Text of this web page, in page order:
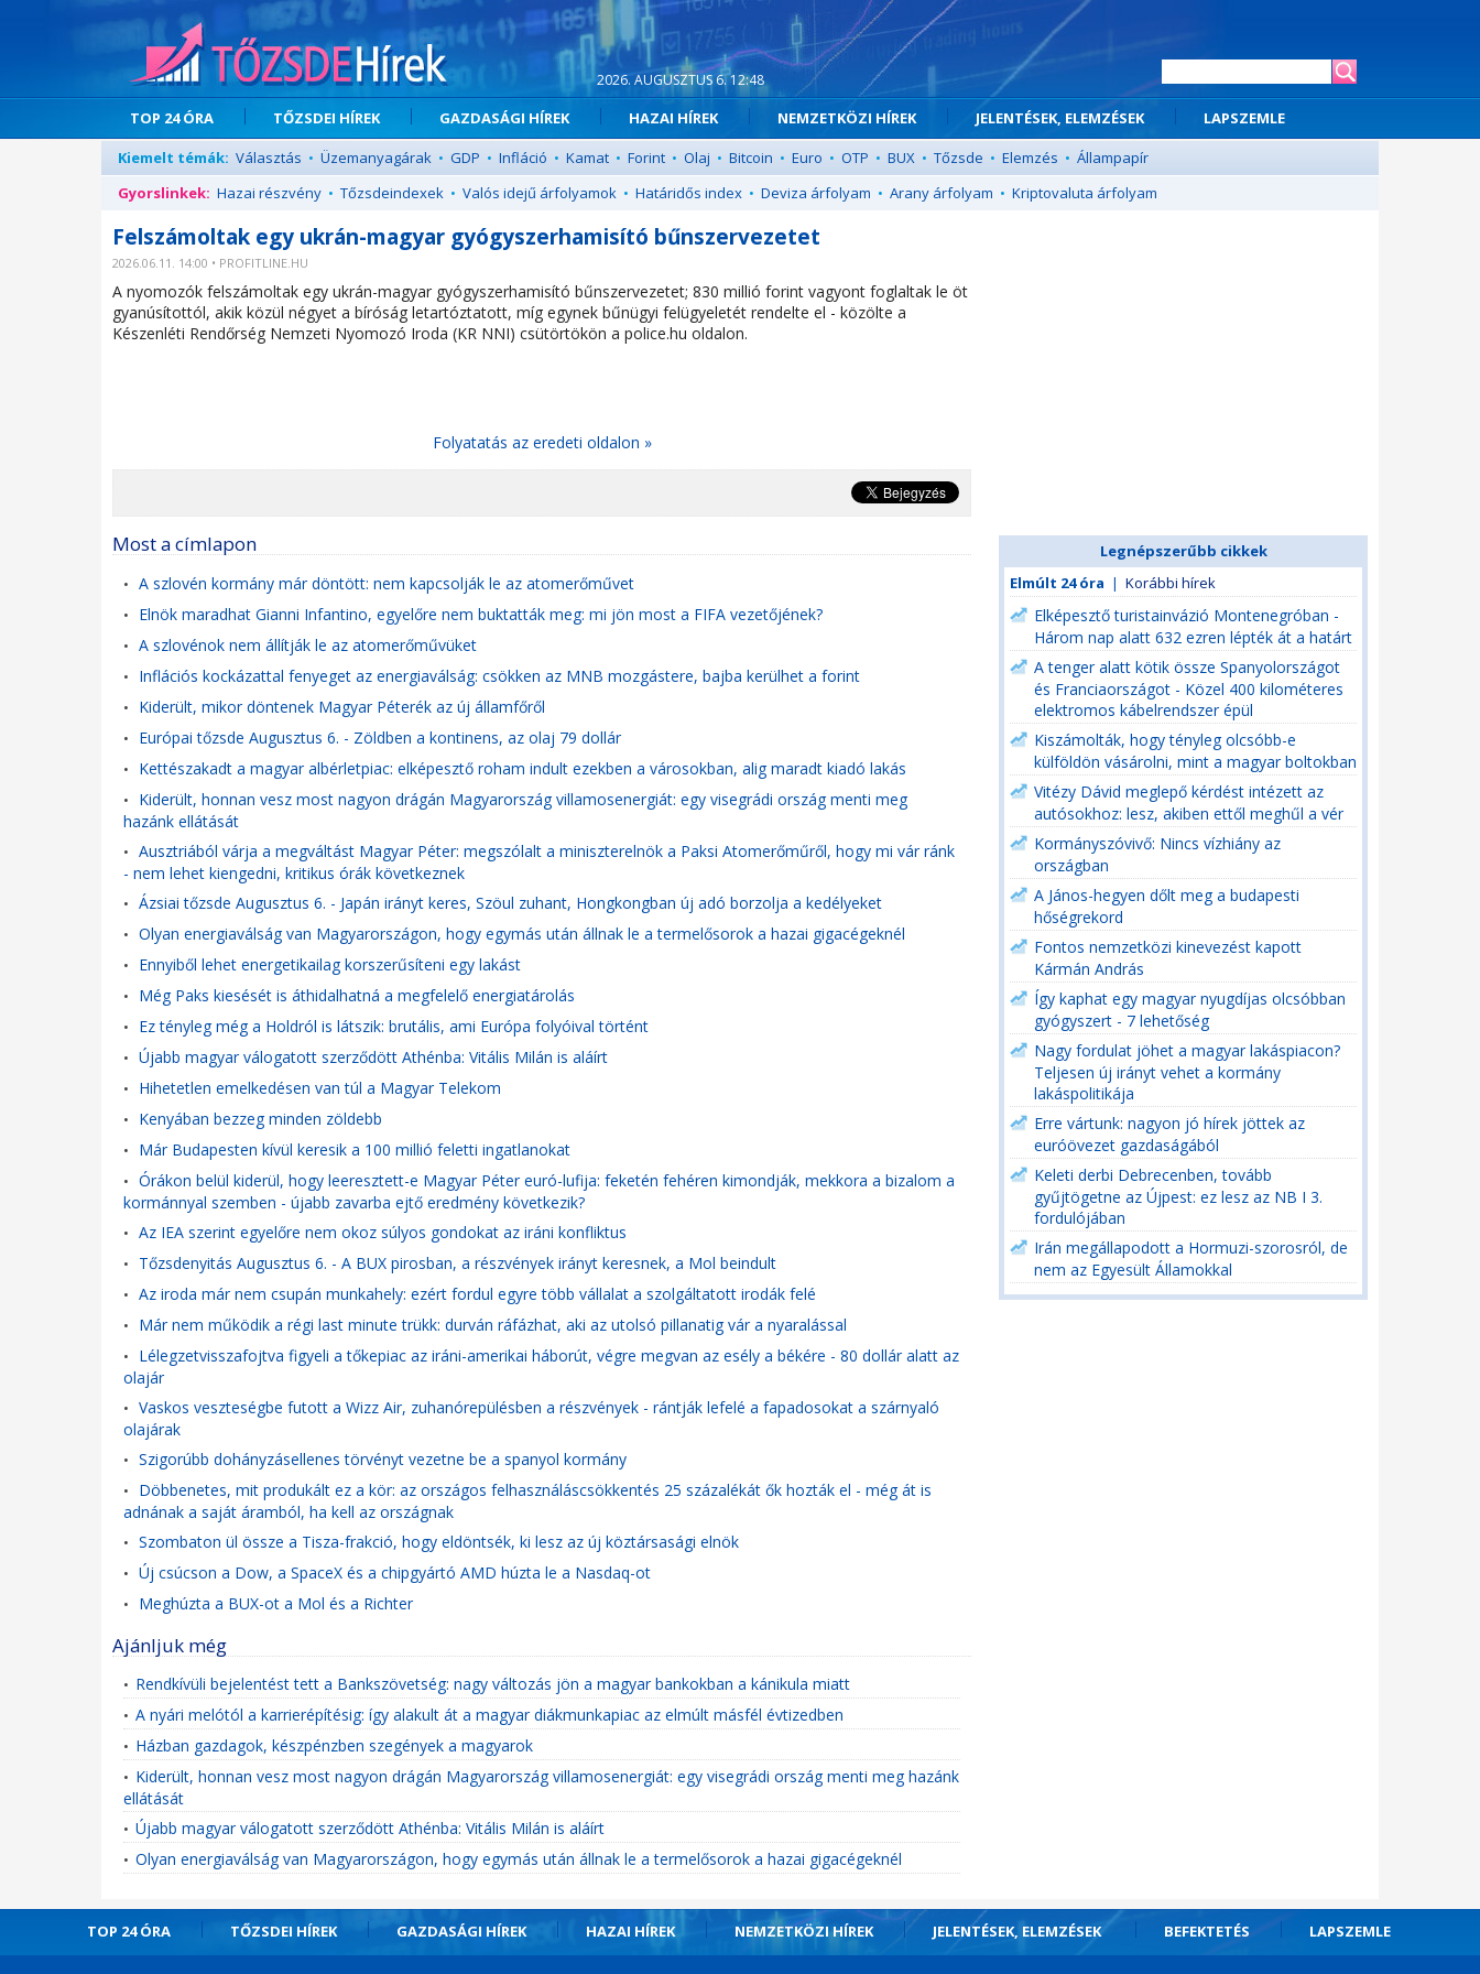
2026. AUGUSZTUS 6. 12:48
TOP 24 ÓRA TŐZSDEI HÍREK GAZDASÁGI HÍREK HAZAI HÍREK NEMZETKÖZI HÍREK JELENTÉSEK, ELEMZÉSEK
LAPSZEMLE
Kiemelt témák: Választás • Üzemanyagárak • GDP • Infláció • Kamat • Forint • Olaj • Bitcoin • Euro • OTP • BUX • Tőzsde • Elemzés • Állampapír
Gyorslinkek: Hazai részvény • Tőzsdeindexek • Valós idejű árfolyamok • Határidős index • Deviza árfolyam • Arany árfolyam • Kriptovaluta árfolyam
Felszámoltak egy ukrán-magyar gyógyszerhamisító bűnszervezetet
2026.06.11. 14:00 • PROFITLINE.HU
A nyomozók felszámoltak egy ukrán-magyar gyógyszerhamisító bűnszervezetet; 830 millió forint vagyont foglaltak le öt
gyanúsítottól, akik közül négyet a bíróság letartóztatott, míg egynek bűnügyi felügyeletét rendelte el - közölte a
Készenléti Rendőrség Nemzeti Nyomozó Iroda (KR NNI) csütörtökön a police.hu oldalon.
Folyatatás az eredeti oldalon »
Most a címlapon
• A szlovén kormány már döntött: nem kapcsolják le az atomerőművet
• Elnök maradhat Gianni Infantino, egyelőre nem buktatták meg: mi jön most a FIFA vezetőjének?
• A szlovénok nem állítják le az atomerőművüket
• Inflációs kockázattal fenyeget az energiaválság: csökken az MNB mozgástere, bajba kerülhet a forint
• Kiderült, mikor döntenek Magyar Péterék az új államfőről
• Európai tőzsde Augusztus 6. - Zöldben a kontinens, az olaj 79 dollár
• Kettészakadt a magyar albérletpiac: elképesztő roham indult ezekben a városokban, alig maradt kiadó lakás
• Kiderült, honnan vesz most nagyon drágán Magyarország villamosenergiát: egy visegrádi ország menti meg
hazánk ellátását
• Ausztriából várja a megváltást Magyar Péter: megszólalt a miniszterelnök a Paksi Atomerőműről, hogy mi vár ránk
- nem lehet kiengedni, kritikus órák következnek
• Ázsiai tőzsde Augusztus 6. - Japán irányt keres, Szöul zuhant, Hongkongban új adó borzolja a kedélyeket
• Olyan energiaválság van Magyarországon, hogy egymás után állnak le a termelősorok a hazai gigacégeknél
• Ennyiből lehet energetikailag korszerűsíteni egy lakást
• Még Paks kiesését is áthidalhatná a megfelelő energiatárolás
• Ez tényleg még a Holdról is látszik: brutális, ami Európa folyóival történt
• Újabb magyar válogatott szerződött Athénba: Vitális Milán is aláírt
• Hihetetlen emelkedésen van túl a Magyar Telekom
• Kenyában bezzeg minden zöldebb
• Már Budapesten kívül keresik a 100 millió feletti ingatlanokat
• Órákon belül kiderül, hogy leeresztett-e Magyar Péter euró-lufija: feketén fehéren kimondják, mekkora a bizalom a
kormánnyal szemben - újabb zavarba ejtő eredmény következik?
• Az IEA szerint egyelőre nem okoz súlyos gondokat az iráni konfliktus
• Tőzsdenyitás Augusztus 6. - A BUX pirosban, a részvények irányt keresnek, a Mol beindult
• Az iroda már nem csupán munkahely: ezért fordul egyre több vállalat a szolgáltatott irodák felé
• Már nem működik a régi last minute trükk: durván ráfázhat, aki az utolsó pillanatig vár a nyaralással
• Lélegzetvisszafojtva figyeli a tőkepiac az iráni-amerikai háborút, végre megvan az esély a békére - 80 dollár alatt az
olajár
• Vaskos veszteségbe futott a Wizz Air, zuhanórepülésben a részvények - rántják lefelé a fapadosokat a szárnyaló
olajárak
• Szigorúbb dohányzásellenes törvényt vezetne be a spanyol kormány
• Döbbenetes, mit produkált ez a kör: az országos felhasználáscsökkentés 25 százalékát ők hozták el - még át is
adnának a saját áramból, ha kell az országnak
• Szombaton ül össze a Tisza-frakció, hogy eldöntsék, ki lesz az új köztársasági elnök
• Új csúcson a Dow, a SpaceX és a chipgyártó AMD húzta le a Nasdaq-ot
• Meghúzta a BUX-ot a Mol és a Richter
Ajánljuk még
• Rendkívüli bejelentést tett a Bankszövetség: nagy változás jön a magyar bankokban a kánikula miatt
• A nyári melótól a karrierépítésig: így alakult át a magyar diákmunkapiac az elmúlt másfél évtizedben
• Házban gazdagok, készpénzben szegények a magyarok
• Kiderült, honnan vesz most nagyon drágán Magyarország villamosenergiát: egy visegrádi ország menti meg hazánk
ellátását
• Újabb magyar válogatott szerződött Athénba: Vitális Milán is aláírt
• Olyan energiaválság van Magyarországon, hogy egymás után állnak le a termelősorok a hazai gigacégeknél
Legnépszerűbb cikkek
Elmúlt 24 óra | Korábbi hírek
Elképesztő turistainvázió Montenegróban -
Három nap alatt 632 ezren lépték át a határt
A tenger alatt kötik össze Spanyolországot
és Franciaországot - Közel 400 kilométeres
elektromos kábelrendszer épül
Kiszámolták, hogy tényleg olcsóbb-e
külföldön vásárolni, mint a magyar boltokban
Vitézy Dávid meglepő kérdést intézett az
autósokhoz: lesz, akiben ettől meghűl a vér
Kormányszóvivő: Nincs vízhiány az
országban
A János-hegyen dőlt meg a budapesti
hőségrekord
Fontos nemzetközi kinevezést kapott
Kármán András
Így kaphat egy magyar nyugdíjas olcsóbban
gyógyszert - 7 lehetőség
Nagy fordulat jöhet a magyar lakáspiacon?
Teljesen új irányt vehet a kormány
lakáspolitikája
Erre vártunk: nagyon jó hírek jöttek az
euróövezet gazdaságából
Keleti derbi Debrecenben, tovább
gyűjtögetne az Újpest: ez lesz az NB I 3.
fordulójában
Irán megállapodott a Hormuzi-szorosról, de
nem az Egyesült Államokkal
TOP 24 ÓRA TŐZSDEI HÍREK GAZDASÁGI HÍREK HAZAI HÍREK NEMZETKÖZI HÍREK JELENTÉSEK, ELEMZÉSEK BEFEKTETÉS LAPSZEMLE